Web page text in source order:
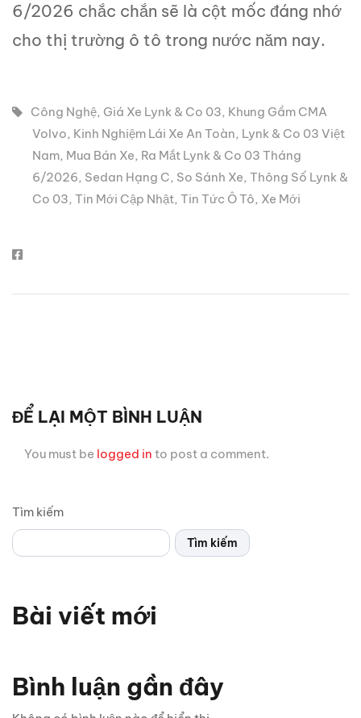
Tìm kiếm
Tìm kiếm
Bài viết mới
Bình luận gần đây
6/2026 chắc chắn sẽ là cột mốc đáng nhớ
cho thị trường ô tô trong nước năm nay.
Công Nghệ, Giá Xe Lynk & Co 03, Khung Gầm CMA
Volvo, Kinh Nghiệm Lái Xe An Toàn, Lynk & Co 03 Việt
Nam, Mua Bán Xe, Ra Mắt Lynk & Co 03 Tháng
6/2026, Sedan Hạng C, So Sánh Xe, Thông Số Lynk &
Co 03, Tin Mới Cập Nhật, Tin Tức Ô Tô, Xe Mới
ĐỂ LẠI MỘT BÌNH LUẬN
You must be logged in to post a comment.